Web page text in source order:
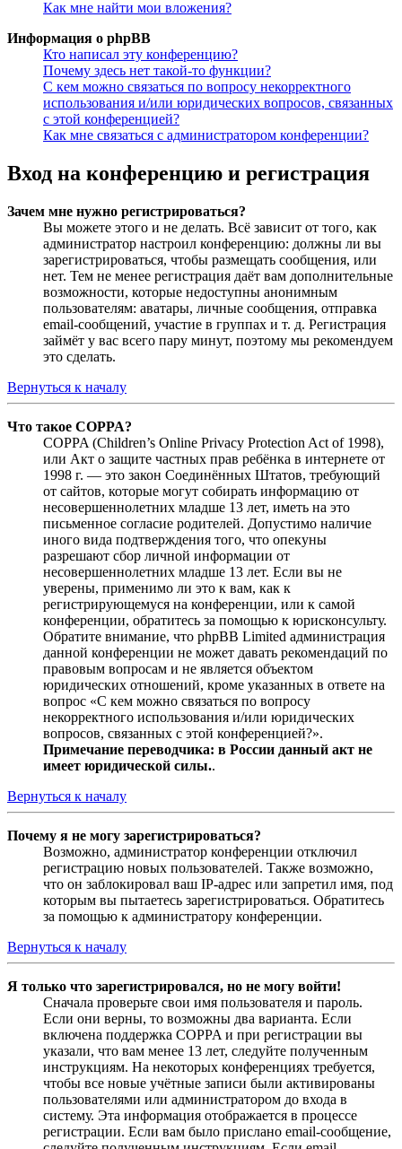
Как мне найти мои вложения?
Информация о phpBB
Кто написал эту конференцию?
Почему здесь нет такой-то функции?
С кем можно связаться по вопросу некорректного
использования и/или юридических вопросов, связанных
с этой конференцией?
Как мне связаться с администратором конференции?
Вход на конференцию и регистрация
Зачем мне нужно регистрироваться?
Вы можете этого и не делать. Всё зависит от того, как
администратор настроил конференцию: должны ли вы
зарегистрироваться, чтобы размещать сообщения, или
нет. Тем не менее регистрация даёт вам дополнительные
возможности, которые недоступны анонимным
пользователям: аватары, личные сообщения, отправка
email-сообщений, участие в группах и т. д. Регистрация
займёт у вас всего пару минут, поэтому мы рекомендуем
это сделать.
Вернуться к началу
Что такое COPPA?
COPPA (Children’s Online Privacy Protection Act of 1998),
или Акт о защите частных прав ребёнка в интернете от
1998 г. — это закон Соединённых Штатов, требующий
от сайтов, которые могут собирать информацию от
несовершеннолетних младше 13 лет, иметь на это
письменное согласие родителей. Допустимо наличие
иного вида подтверждения того, что опекуны
разрешают сбор личной информации от
несовершеннолетних младше 13 лет. Если вы не
уверены, применимо ли это к вам, как к
регистрирующемуся на конференции, или к самой
конференции, обратитесь за помощью к юрисконсульту.
Обратите внимание, что phpBB Limited администрация
данной конференции не может давать рекомендаций по
правовым вопросам и не является объектом
юридических отношений, кроме указанных в ответе на
вопрос «С кем можно связаться по вопросу
некорректного использования и/или юридических
вопросов, связанных с этой конференцией?».
Примечание переводчика: в России данный акт не
имеет юридической силы..
Вернуться к началу
Почему я не могу зарегистрироваться?
Возможно, администратор конференции отключил
регистрацию новых пользователей. Также возможно,
что он заблокировал ваш IP-адрес или запретил имя, под
которым вы пытаетесь зарегистрироваться. Обратитесь
за помощью к администратору конференции.
Вернуться к началу
Я только что зарегистрировался, но не могу войти!
Сначала проверьте свои имя пользователя и пароль.
Если они верны, то возможны два варианта. Если
включена поддержка COPPA и при регистрации вы
указали, что вам менее 13 лет, следуйте полученным
инструкциям. На некоторых конференциях требуется,
чтобы все новые учётные записи были активированы
пользователями или администратором до входа в
систему. Эта информация отображается в процессе
регистрации. Если вам было прислано email-сообщение,